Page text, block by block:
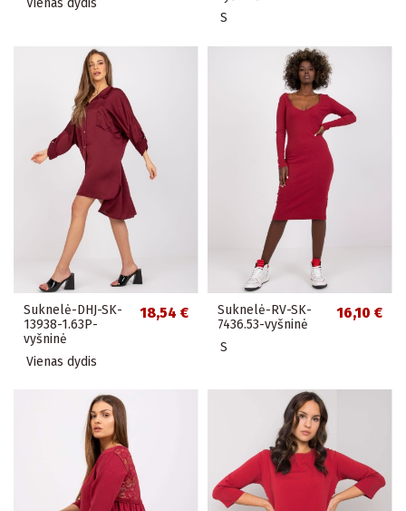
Vienas dydis
S
Suknelė-DHJ-SK-
13938-1.63P-
vyšninė
18,54 €
Vienas dydis
Suknelė-RV-SK-
7436.53-vyšninė
16,10 €
S